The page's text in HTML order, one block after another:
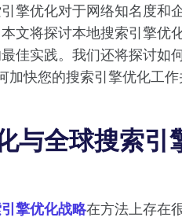
擎优化对于网络知名度和
文将探讨本地搜索引擎优
佳实践。我们还将探讨如
加快您的搜索引擎优化工作
与全球搜索引
擎优化战略在方法上存在